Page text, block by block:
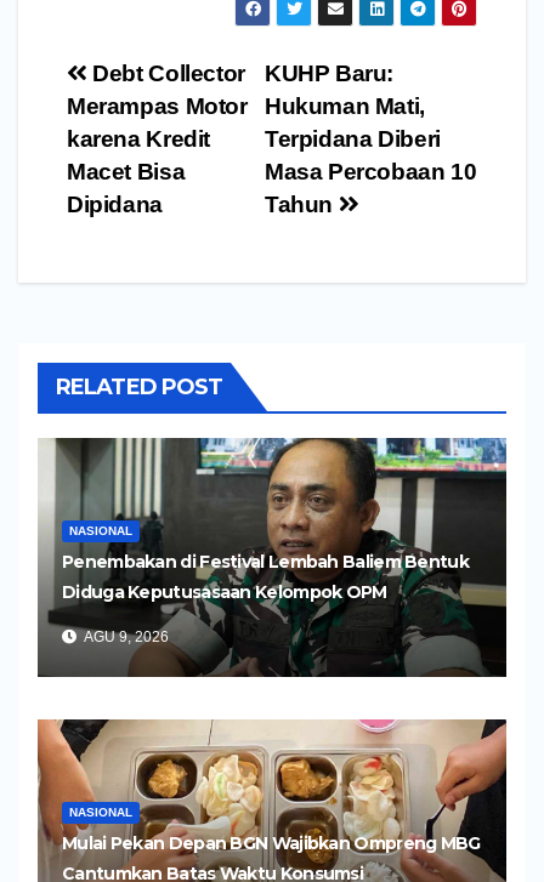
Navigasi
pos
KUHP Baru:
Hukuman Mati,
Terpidana Diberi
Masa Percobaan 10
Tahun
Debt Collector
Merampas Motor
karena Kredit
Macet Bisa
Dipidana
RELATED POST
NASIONAL
Penembakan di Festival Lembah Baliem Bentuk
Diduga Keputusasaan Kelompok OPM
AGU 9, 2026
NASIONAL
Mulai Pekan Depan BGN Wajibkan Ompreng MBG
Cantumkan Batas Waktu Konsumsi